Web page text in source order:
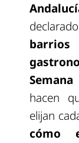
Semana
hacen
elijan
cómo